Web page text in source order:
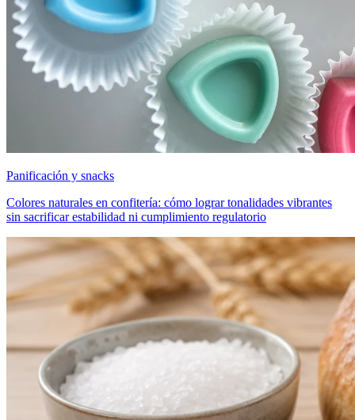
Panificación y snacks
Colores naturales en confitería: cómo lograr tonalidades vibrantes
sin sacrificar estabilidad ni cumplimiento regulatorio